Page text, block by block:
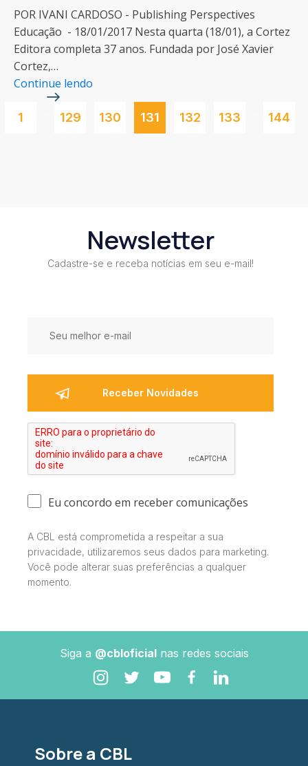
POR IVANI CARDOSO - Publishing Perspectives
Educação - 18/01/2017 Nesta quarta (18/01), a Cortez
Editora completa 37 anos. Fundada por José Xavier
Cortez,…
Continue lendo
1 129 130 131 132 133 144
Newsletter
Cadastre-se e receba notícias em seu e-mail!
Eu concordo em receber comunicações
A CBL está comprometida a respeitar a sua
privacidade, utilizaremos seus dados para marketing.
Você pode alterar suas preferências a qualquer
momento.
Siga a @cbloficialnas redes sociais
Sobre a CBL